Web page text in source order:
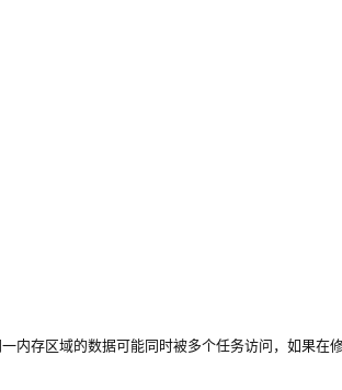
内存区域的数据可能同时被多个任务访问，如果在